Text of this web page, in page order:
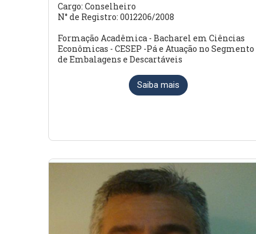
Cargo: Conselheiro
N° de Registro: 0012206/2008
Formação Acadêmica - Bacharel em Ciências
Econômicas - CESEP -Pá e Atuação no Segmento
de Embalagens e Descartáveis
Saiba mais